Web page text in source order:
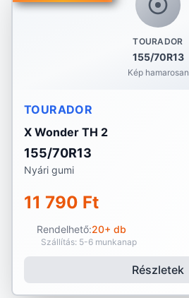
TOURADOR
155/70R13
Kép hamarosan
TOURADOR
X Wonder TH 2
155/70R13
Nyári gumi
11 790 Ft
Rendelhető:20+ db
Szállítás: 5-6 munkanap
Részletek